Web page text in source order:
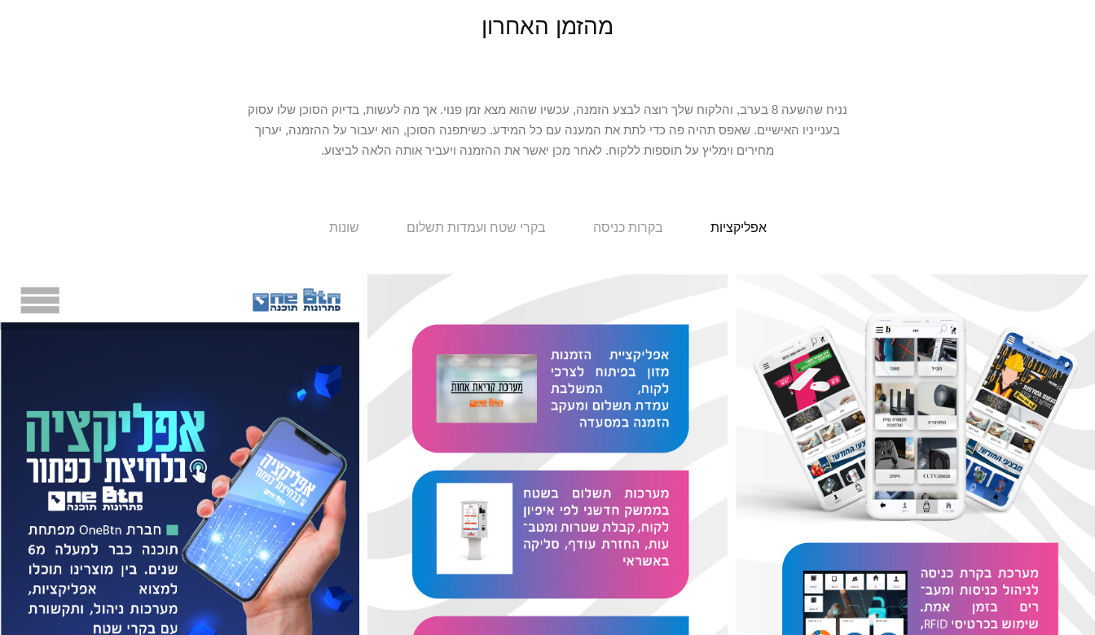
מהזמן האחרון
נניח שהשעה 8 בערב, והלקוח שלך רוצה לבצע הזמנה, עכשיו שהוא מצא זמן פנוי. אך מה לעשות, בדיוק הסוכן שלו עסוק
בענייניו האישיים. שאפס תהיה פה כדי לתת את המענה עם כל המידע. כשיתפנה הסוכן, הוא יעבור על ההזמנה, יערוך
מחירים וימליץ על תוספות ללקוח. לאחר מכן יאשר את ההזמנה ויעביר אותה הלאה לביצוע.
אפליקציות בקרות כניסה בקרי שטח ועמדות תשלום שונות